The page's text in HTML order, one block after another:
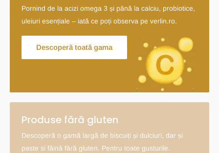
Pornind de la acizi omega 3 și până la calciu, probiotice,
uleiuri esențiale – iată ce poți observa pe verlin.ro.
Descoperă toată gama
Produse fără gluten
Descoperă o gamă largă de biscuiți și dulciuri, dar și
paste si făină fără gluten. Pentru toate gusturile.